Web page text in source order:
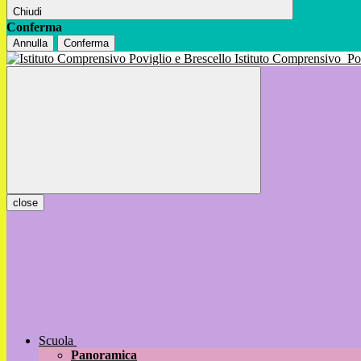
Chiudi
Conferma
Annulla Conferma
Istituto Comprensivo
close
Scuola
Panoramica